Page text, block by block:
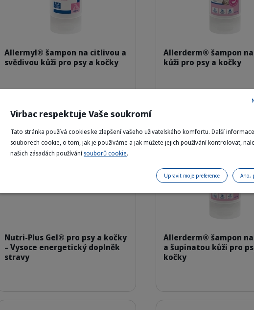
Happy Australian Shepherd dog
Allermyl® šampon na citlivou a
svědivou kůži pro psy a kočky
Allerderm® šampon
kůži pro psy a kočky
Nutri-Plus Gel® pro psy a kočky
– Vysoce energetický doplněk
stravy
Podrobnosti
Allerderm® šampon
a šupinatou kůži pro
kočky
Virbac respektuje Vaše soukromí
Tato stránka používá cookies ke zlepšení vašeho uživatelského komfortu. Další
souborech cookie, o tom, jak je používáme a jak můžete jejich používání kontrolovat,
našich zásadách používání souborů cookie.
Ano,
Upravit moje preference